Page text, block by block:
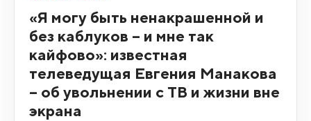
«Я могу быть ненакрашенной и
без каблуков – и мне так
кайфово»: известная
телеведущая Евгения Манакова
– об увольнении с ТВ и жизни вне
экрана